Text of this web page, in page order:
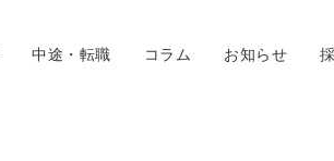
中途・転職 コラム お知らせ